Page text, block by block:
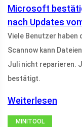
Microsoft
nach Updates
Viele Benutzer haben
Scannow kann
Juli nicht reparieren.
bestätigt.
Weiterlesen
MINITOOL